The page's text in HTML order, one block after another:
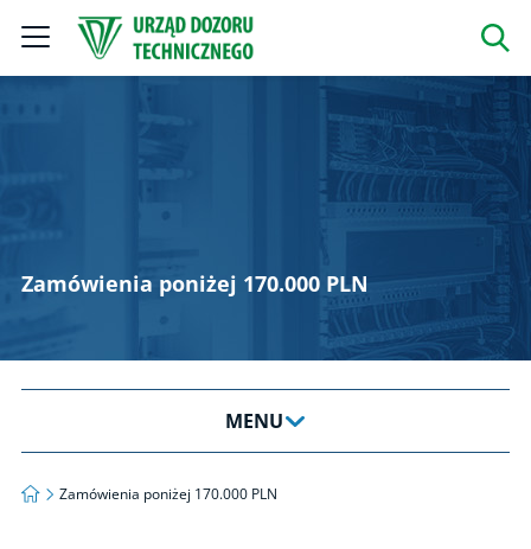
Zamówienia poniżej 170.000 PLN
Strona główna
Zamówienia poniżej 170.000 PLN
MENU